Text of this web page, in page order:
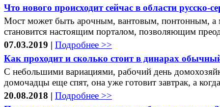
Что нового происходит сейчас в области русско-
Мост может быть арочным, вантовым, понтонным, а
становится настоящим порталом, позволяющим
07.03.2019 | Подробнее >>
Как проходит и сколько стоит в динарах
С небольшими вариациями, рабочий день
домочадцы еще спят, она уже готовит завтрак, а
20.08.2018 | Подробнее >>